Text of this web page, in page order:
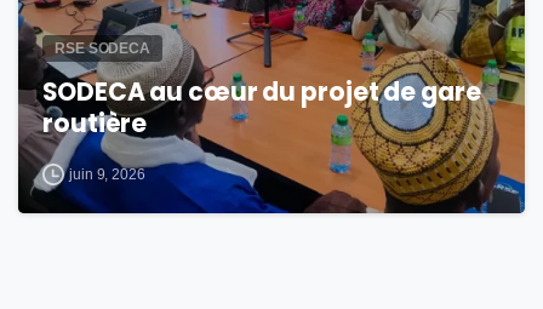
RSE SODECA
SODECA au cœur du projet de gare
routière
juin 9, 2026